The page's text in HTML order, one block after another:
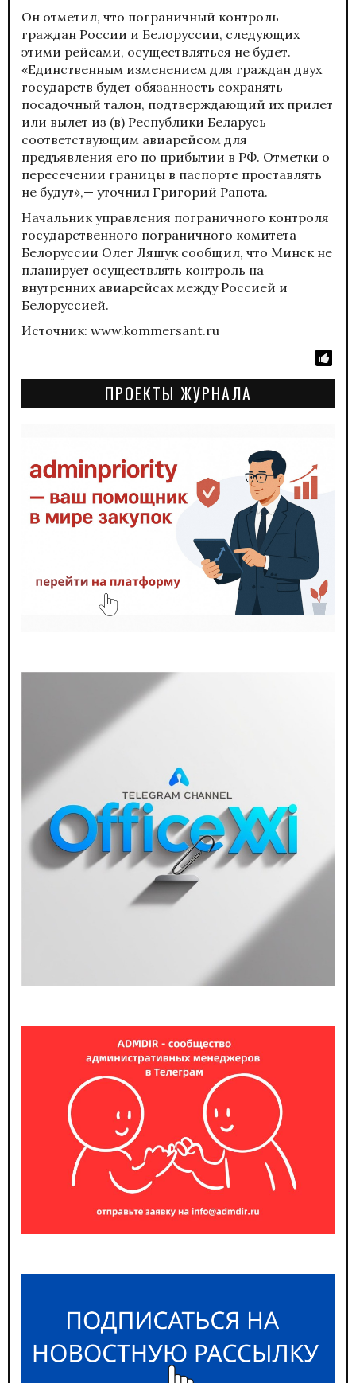
Он отметил, что пограничный контроль
граждан России и Белоруссии, следующих
этими рейсами, осуществляться не будет.
«Единственным изменением для граждан двух
государств будет обязанность сохранять
посадочный талон, подтверждающий их прилет
или вылет из (в) Республики Беларусь
соответствующим авиарейсом для
предъявления его по прибытии в РФ. Отметки о
пересечении границы в паспорте проставлять
не будут»,— уточнил Григорий Рапота.
Начальник управления пограничного контроля
государственного пограничного комитета
Белоруссии Олег Ляшук сообщил, что Минск не
планирует осуществлять контроль на
внутренних авиарейсах между Россией и
Белоруссией.
Источник: www.kommersant.ru
ПРОЕКТЫ ЖУРНАЛА